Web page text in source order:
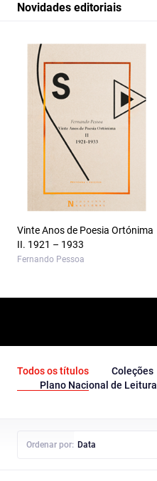
Novidades editoriais
Vinte Anos de Poesia Ortónima
II. 1921 – 1933
Fernando Pessoa
Todos os títulos
Coleções
Plano Nacional de Leitura
Ordenar por: Data